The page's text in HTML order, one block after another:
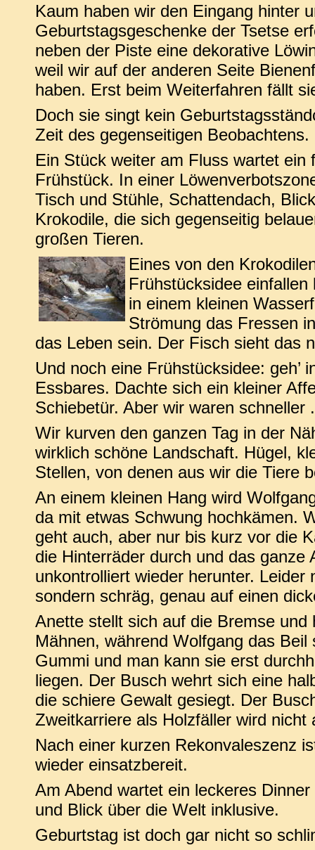
Kaum haben wir den Eingang hinter
Geburtstagsgeschenke der Tsetse
neben der Piste eine dekorative
weil wir auf der anderen Seite
haben. Erst beim Weiterfahren fällt
Doch sie singt kein
Zeit des gegenseitigen Beobachtens.
Ein Stück weiter am Fluss wartet ein
Frühstück. In einer
Tisch und Stühle, Schattendach,
Krokodile, die sich gegenseitig
großen Tieren.
Eines von den
Frühstücksidee
in einem kleinen
Strömung das Fressen
das Leben sein. Der Fisch sieht das
Und noch eine Frühstücksidee: geh’
Essbares. Dachte sich ein kleiner
Schiebetür. Aber wir waren schneller
Wir kurven den ganzen Tag in der
wirklich schöne Landschaft. Hügel,
Stellen, von denen aus wir die Tiere
An einem kleinen Hang wird
da mit etwas Schwung hochkämen.
geht auch, aber nur bis kurz vor die
die Hinterräder durch und das ganze
unkontrolliert wieder herunter. Leider
sondern schräg, genau auf einen
Anette stellt sich auf die Bremse und
Mähnen, während Wolfgang das
Gummi und man kann sie erst
liegen. Der Busch wehrt sich eine
die schiere Gewalt gesiegt. Der
Zweitkarriere als Holzfäller wird nicht
Nach einer kurzen Rekonvaleszenz
wieder einsatzbereit.
Am Abend wartet ein leckeres
und Blick über die Welt inklusive.
Geburtstag ist doch gar nicht so